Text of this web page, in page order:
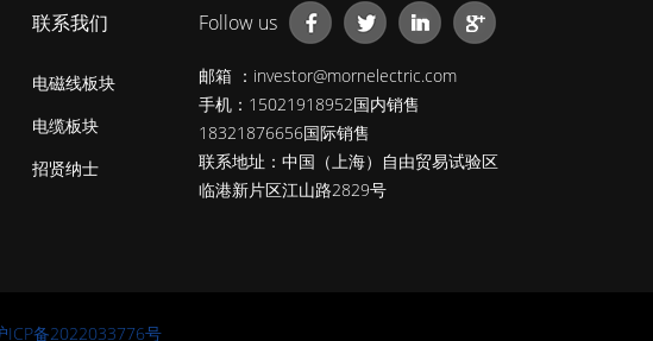
联系我们
电磁线板块
电缆板块
招贤纳士
Follow us
邮箱 ：investor@mornelectric.com
手机：15021918952国内销售
18321876656国际销售
联系地址：中国（上海）自由贸易试验区
临港新片区江山路2829号
ICP备2022033776号